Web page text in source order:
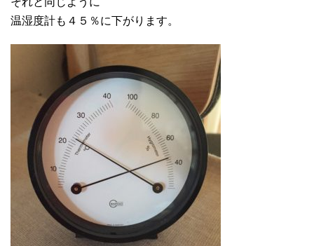
温湿度計も４５％に下がります。